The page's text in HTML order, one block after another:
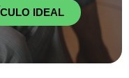
IDEAL